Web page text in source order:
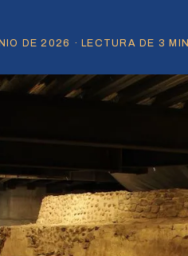
DE 2026 · LECTURA DE 3 MIN